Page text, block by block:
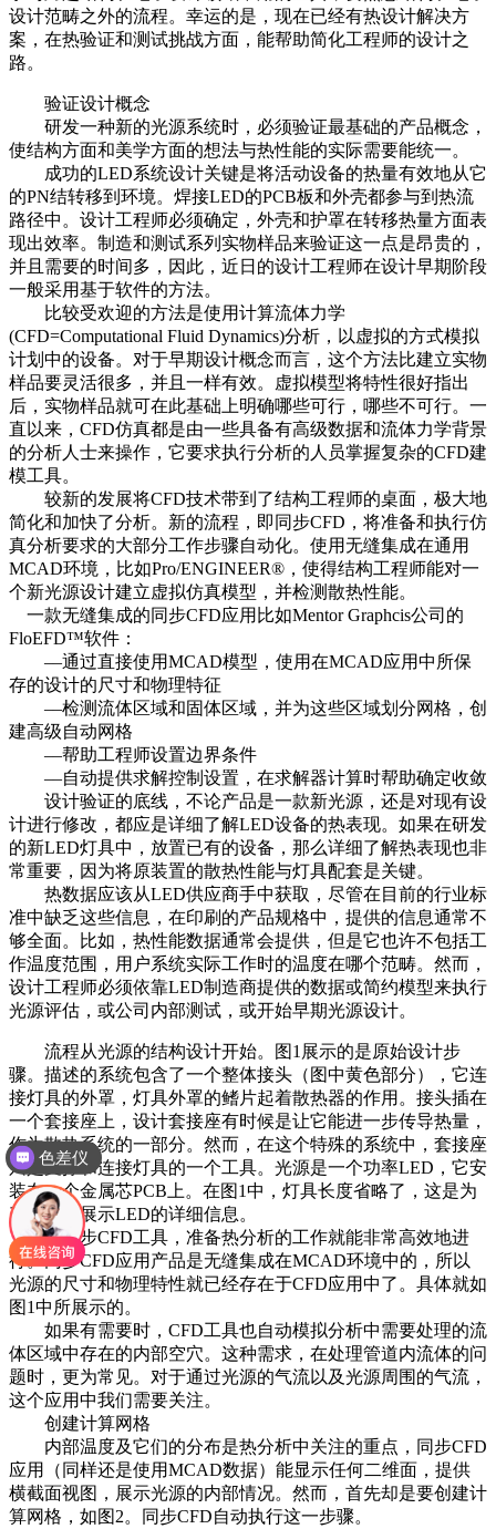
设计范畴之外的流程。幸运的是，现在已经有热设计解决方
案，在热验证和测试挑战方面，能帮助简化工程师的设计之
路。
验证设计概念
研发一种新的光源系统时，必须验证最基础的产品概念，
使结构方面和美学方面的想法与热性能的实际需要能统一。
成功的LED系统设计关键是将活动设备的热量有效地从它
的PN结转移到环境。焊接LED的PCB板和外壳都参与到热流
路径中。设计工程师必须确定，外壳和护罩在转移热量方面表
现出效率。制造和测试系列实物样品来验证这一点是昂贵的，
并且需要的时间多，因此，近日的设计工程师在设计早期阶段
一般采用基于软件的方法。
比较受欢迎的方法是使用计算流体力学
(CFD=Computational Fluid Dynamics)分析，以虚拟的方式模拟
计划中的设备。对于早期设计概念而言，这个方法比建立实物
样品要灵活很多，并且一样有效。虚拟模型将特性很好指出
后，实物样品就可在此基础上明确哪些可行，哪些不可行。一
直以来，CFD仿真都是由一些具备有高级数据和流体力学背景
的分析人士来操作，它要求执行分析的人员掌握复杂的CFD建
模工具。
较新的发展将CFD技术带到了结构工程师的桌面，极大地
简化和加快了分析。新的流程，即同步CFD，将准备和执行仿
真分析要求的大部分工作步骤自动化。使用无缝集成在通用
MCAD环境，比如Pro/ENGINEER®，使得结构工程师能对一
个新光源设计建立虚拟仿真模型，并检测散热性能。
一款无缝集成的同步CFD应用比如Mentor Graphcis公司的
FloEFD™软件：
––通过直接使用MCAD模型，使用在MCAD应用中所保
存的设计的尺寸和物理特征
––检测流体区域和固体区域，并为这些区域划分网格，创
建高级自动网格
––帮助工程师设置边界条件
––自动提供求解控制设置，在求解器计算时帮助确定收敛
设计验证的底线，不论产品是一款新光源，还是对现有设
计进行修改，都应是详细了解LED设备的热表现。如果在研发
的新LED灯具中，放置已有的设备，那么详细了解热表现也非
常重要，因为将原装置的散热性能与灯具配套是关键。
热数据应该从LED供应商手中获取，尽管在目前的行业标
准中缺乏这些信息，在印刷的产品规格中，提供的信息通常不
够全面。比如，热性能数据通常会提供，但是它也许不包括工
作温度范围，用户系统实际工作时的温度在哪个范畴。然而，
设计工程师必须依靠LED制造商提供的数据或简约模型来执行
光源评估，或公司内部测试，或开始早期光源设计。
流程从光源的结构设计开始。图1展示的是原始设计步
骤。描述的系统包含了一个整体接头（图中黄色部分），它连
接灯具的外罩，灯具外罩的鳍片起着散热器的作用。接头插在
一个套接座上，设计套接座有时候是让它能进一步传导热量，
作为散热系统的一部分。然而，在这个特殊的系统中，套接座
只是支撑和连接灯具的一个工具。光源是一个功率LED，它安
装在一个金属芯PCB上。在图1中，灯具长度省略了，这是为
了更好的展示LED的详细信息。
使用同步CFD工具，准备热分析的工作就能非常高效地进
行。同步CFD应用产品是无缝集成在MCAD环境中的，所以
光源的尺寸和物理特性就已经存在于CFD应用中了。具体就如
图1中所展示的。
如果有需要时，CFD工具也自动模拟分析中需要处理的流
体区域中存在的内部空穴。这种需求，在处理管道内流体的问
题时，更为常见。对于通过光源的气流以及光源周围的气流，
这个应用中我们需要关注。
创建计算网格
内部温度及它们的分布是热分析中关注的重点，同步CFD
应用（同样还是使用MCAD数据）能显示任何二维面，提供
横截面视图，展示光源的内部情况。然而，首先却是要创建计
算网格，如图2。同步CFD自动执行这一步骤。
色差仪